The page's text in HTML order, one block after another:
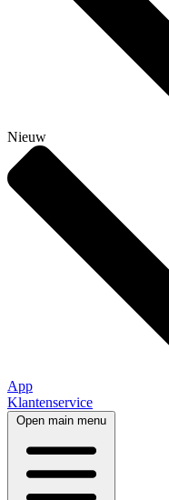
Nieuw
App
Klantenservice
Open main menu